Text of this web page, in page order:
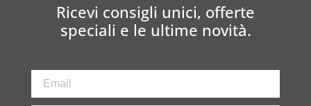
Ricevi consigli unici, offerte
speciali e le ultime novità.